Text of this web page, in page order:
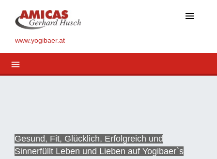
menu
www.yogibaer.at
menu
Gesund, Fit, Glücklich, Erfolgreich und
Sinnerfüllt Leben und Lieben auf Yogibaer`s